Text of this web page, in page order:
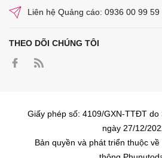
Liên hệ Quảng cáo: 0936 00 99 59
THEO DÕI CHÚNG TÔI
Giấy phép số: 4109/GXN-TTĐT
ngày 27/12/
Bản quyền và phát triển thuộc